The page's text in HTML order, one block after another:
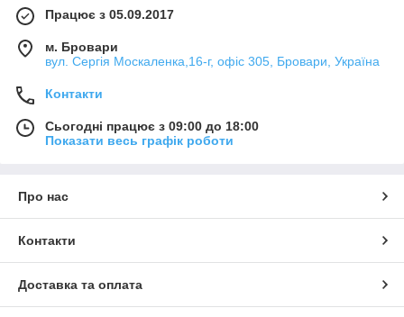
Працює з 05.09.2017
м. Бровари
вул. Сергія Москаленка,16-г, офіс 305, Бровари, Україна
Контакти
Сьогодні працює з 09:00 до 18:00
Показати весь графік роботи
Про нас
Контакти
Доставка та оплата